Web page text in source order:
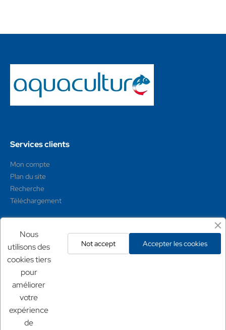
Services clients
Mon compte
Plan du site
Recherche
Téléchargement
Conditions générales
Mentions légales
Politique de confidentialité
Politique de retour
Nos sites
Nous
utilisons des
cookies tiers
pour
améliorer
votre
expérience
de
Accepter les cookies
Not accept